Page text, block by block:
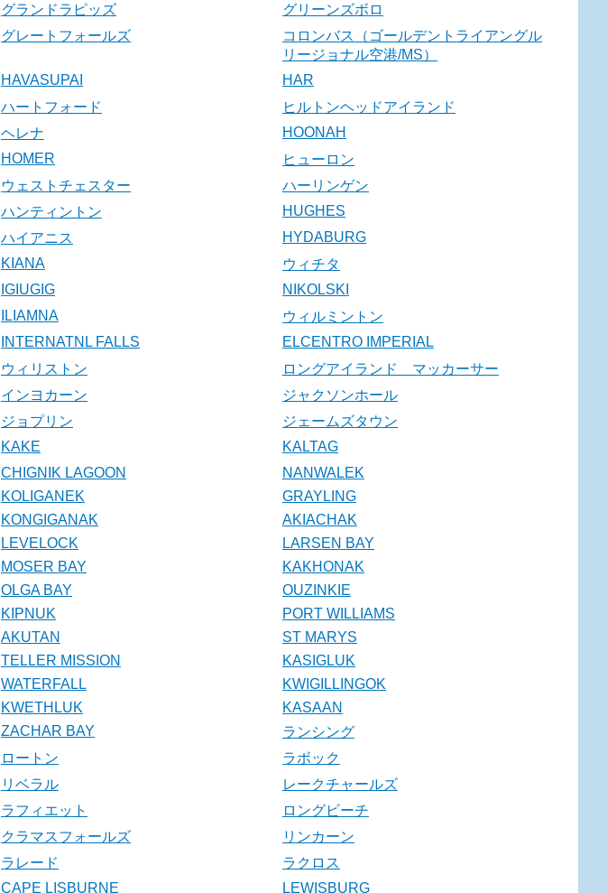
グランドラピッズ
グリーンズボロ
グレートフォールズ
コロンバス（ゴールデントライアングル
リージョナル空港/MS）
HAVASUPAI
HAR
ハートフォード
ヒルトンヘッドアイランド
ヘレナ
HOONAH
HOMER
ヒューロン
ウェストチェスター
ハーリンゲン
ハンティントン
HUGHES
ハイアニス
HYDABURG
KIANA
ウィチタ
IGIUGIG
NIKOLSKI
ILIAMNA
ウィルミントン
INTERNATNL FALLS
ELCENTRO IMPERIAL
ウィリストン
ロングアイランド マッカーサー
インヨカーン
ジャクソンホール
ジョプリン
ジェームズタウン
KAKE
KALTAG
CHIGNIK LAGOON
NANWALEK
KOLIGANEK
GRAYLING
KONGIGANAK
AKIACHAK
LEVELOCK
LARSEN BAY
MOSER BAY
KAKHONAK
OLGA BAY
OUZINKIE
KIPNUK
PORT WILLIAMS
AKUTAN
ST MARYS
TELLER MISSION
KASIGLUK
WATERFALL
KWIGILLINGOK
KWETHLUK
KASAAN
ZACHAR BAY
ランシング
ロートン
ラボック
リベラル
レークチャールズ
ラフィエット
ロングビーチ
クラマスフォールズ
リンカーン
ラレード
ラクロス
CAPE LISBURNE LEWISBURG